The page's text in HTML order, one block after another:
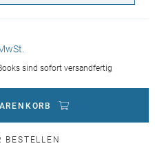
sind sofort versandfertig
BESTELLEN